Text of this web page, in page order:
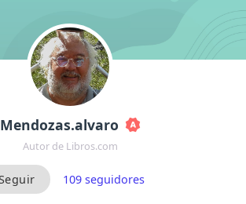
Mendozas.alvaro
Autor de Libros.com
109seguidores